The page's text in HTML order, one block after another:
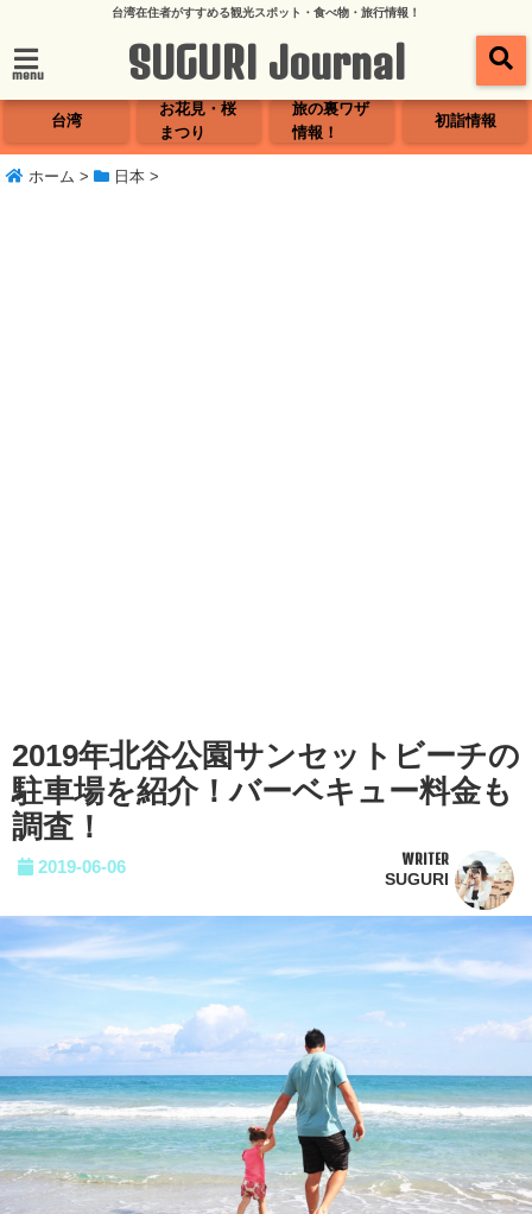
台湾在住者がすすめる観光スポット・食べ物・旅行情報！
menu SUGURI Journal
台湾
お花見・桜
まつり
旅の裏ワザ
情報！
初詣情報
ホーム > 日本 >
2019年北谷公園サンセットビーチの
駐車場を紹介！バーベキュー料金も
調査！
2019-06-06 WRITER
SUGURI